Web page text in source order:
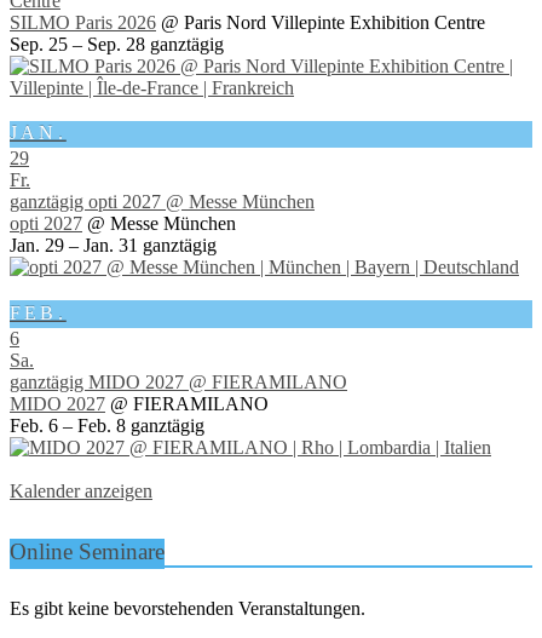
SILMO Paris 2026 @ Paris Nord Villepinte Exhibition Centre
Sep. 25 – Sep. 28 ganztägig
JAN.
29
Fr.
ganztägig opti 2027 @ Messe München
opti 2027 @ Messe München
Jan. 29 – Jan. 31 ganztägig
FEB.
6
Sa.
ganztägig MIDO 2027 @ FIERAMILANO
MIDO 2027 @ FIERAMILANO
Feb. 6 – Feb. 8 ganztägig
Kalender anzeigen
Online Seminare
Es gibt keine bevorstehenden Veranstaltungen.